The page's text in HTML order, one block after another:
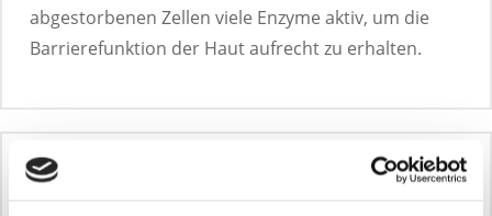
abgestorbenen Zellen viele Enzyme aktiv, um die
Barrierefunktion der Haut aufrecht zu erhalten.
Epidermis